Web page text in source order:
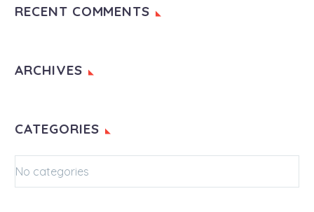
RECENT COMMENTS
ARCHIVES
CATEGORIES
No categories